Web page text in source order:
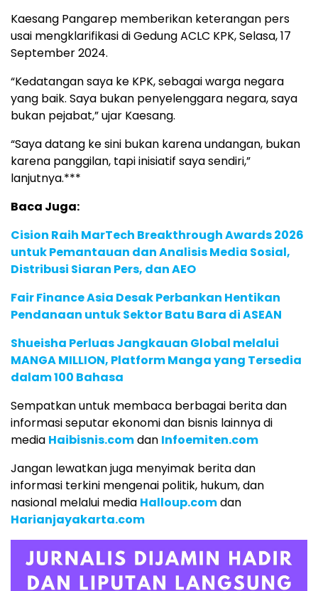
Kaesang Pangarep memberikan keterangan pers
usai mengklarifikasi di Gedung ACLC KPK, Selasa, 17
September 2024.
“Kedatangan saya ke KPK, sebagai warga negara
yang baik. Saya bukan penyelenggara negara, saya
bukan pejabat,” ujar Kaesang.
“Saya datang ke sini bukan karena undangan, bukan
karena panggilan, tapi inisiatif saya sendiri,”
lanjutnya.***
Baca Juga:
Cision Raih MarTech Breakthrough Awards 2026
untuk Pemantauan dan Analisis Media Sosial,
Distribusi Siaran Pers, dan AEO
Fair Finance Asia Desak Perbankan Hentikan
Pendanaan untuk Sektor Batu Bara di ASEAN
Shueisha Perluas Jangkauan Global melalui
MANGA MILLION, Platform Manga yang Tersedia
dalam 100 Bahasa
Sempatkan untuk membaca berbagai berita dan
informasi seputar ekonomi dan bisnis lainnya di
media Haibisnis.comdan Infoemiten.com
Jangan lewatkan juga menyimak berita dan
informasi terkini mengenai politik, hukum, dan
nasional melalui media Halloup.comdan
Harianjayakarta.com